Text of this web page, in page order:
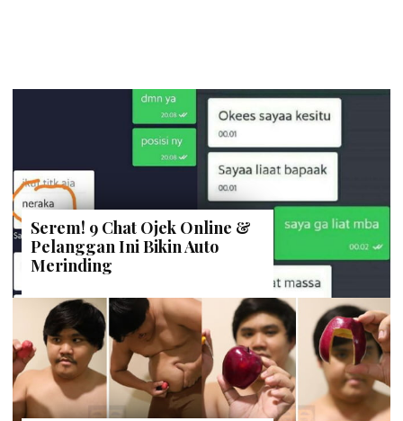
Serem! 9 Chat Ojek Online &
Pelanggan Ini Bikin Auto
Merinding